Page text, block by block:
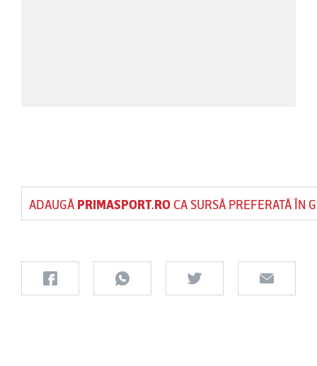
ADAUGĂ PRIMASPORT.ROCA SURSĂ PREFERATĂ ÎN